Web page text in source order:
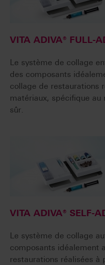
VITA ADIVA® FULL-
Le système de collage
des composants
collage de restaurations
matériaux, spécifique au
sûr.
VITA ADIVA® SELF-
Le système de collage
composants idéalement
restaurations réalisées à